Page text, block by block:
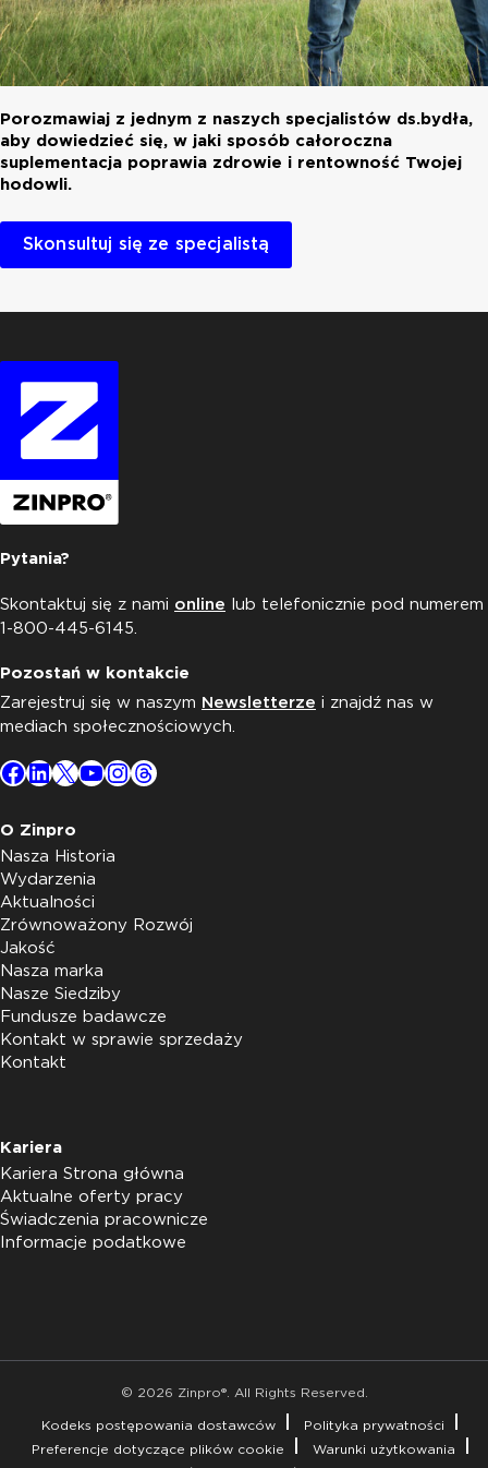
Porozmawiaj z jednym z naszych specjalistów ds.bydła,
aby dowiedzieć się, w jaki sposób całoroczna
suplementacja poprawia zdrowie i rentowność Twojej
hodowli.
Skonsultuj się ze specjalistą
Pytania?
Skontaktuj się z nami online lub telefonicznie pod numerem
1-800-445-6145.
Pozostań w kontakcie
Zarejestruj się w naszym Newsletterze i znajdź nas w
mediach społecznościowych.
Facebook
LinkedIn
X YouTube
Instagram
Threads
O Zinpro
Nasza Historia
Wydarzenia
Aktualności
Zrównoważony Rozwój
Jakość
Nasza marka
Nasze Siedziby
Fundusze badawcze
Kontakt w sprawie sprzedaży
Kontakt
Kariera
Kariera Strona główna
Aktualne oferty pracy
Świadczenia pracownicze
Informacje podatkowe
© 2026 Zinpro®. All Rights Reserved.
Kodeks postępowania dostawców
Polityka prywatności
Preferencje dotyczące plików cookie
Warunki użytkowania